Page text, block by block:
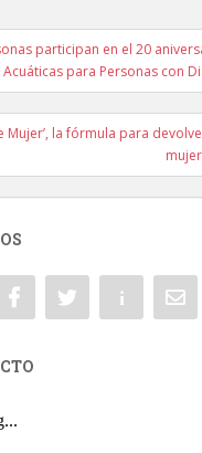
de
participan en el 20
para Personas con
Mujer’, la fórmula para